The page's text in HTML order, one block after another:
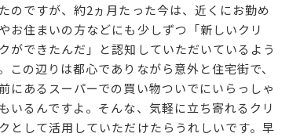
のですが、約2ヵ月たった今は、近くにお勤め
お住まいの方などにも少しずつ「新しいクリ
ができたんだ」と認知していただいているよう
この辺りは都心でありながら意外と住宅街で、
にあるスーパーでの買い物ついでにいらっしゃ
いるんですよ。そんな、気軽に立ち寄れるクリ
として活用していただけたらうれしいです。早